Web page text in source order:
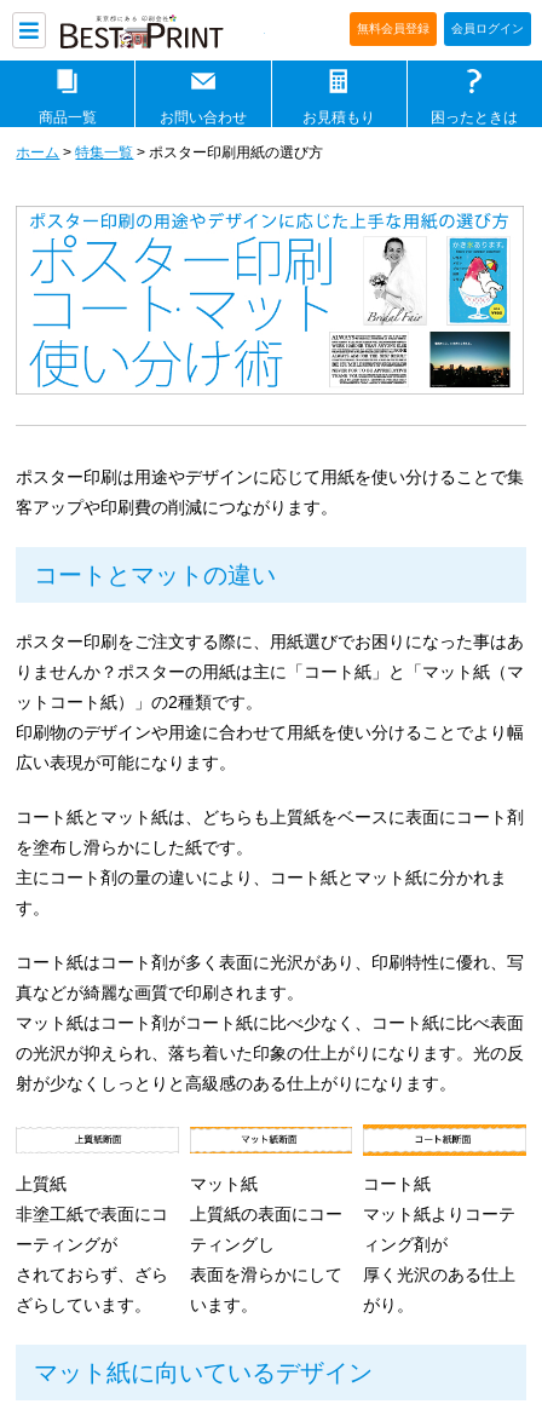
印刷通販ベストプリントベストプリ
無料会員登録 会員ログイン
商品一覧 お問い合わせ お見積もり 困ったときは
ホーム >特集一覧 > ポスター印刷用紙の選び方
ポスター印刷は用途やデザインに応じて用紙を使い分けることで集
客アップや印刷費の削減につながります。
コートとマットの違い
ポスター印刷をご注文する際に、用紙選びでお困りになった事はあ
りませんか？ポスターの用紙は主に「コート紙」と「マット紙（マ
ットコート紙）」の2種類です。
印刷物のデザインや用途に合わせて用紙を使い分けることでより幅
広い表現が可能になります。
コート紙とマット紙は、どちらも上質紙をベースに表面にコート剤
を塗布し滑らかにした紙です。
主にコート剤の量の違いにより、コート紙とマット紙に分かれま
す。
コート紙はコート剤が多く表面に光沢があり、印刷特性に優れ、写
真などが綺麗な画質で印刷されます。
マット紙はコート剤がコート紙に比べ少なく、コート紙に比べ表面
の光沢が抑えられ、落ち着いた印象の仕上がりになります。光の反
射が少なくしっとりと高級感のある仕上がりになります。
上質紙
非塗工紙で表面にコ
ーティングが
されておらず、ざら
ざらしています。
マット紙
上質紙の表面にコー
ティングし
表面を滑らかにして
います。
コート紙
マット紙よりコーテ
ィング剤が
厚く光沢のある仕上
がり。
マット紙に向いているデザイン